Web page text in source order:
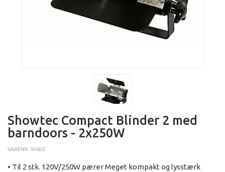
Showtec Compact Blinder 2 med
barndoors - 2x250W
VARENR: 30605
• Til 2 stk. 120V/250W pærer Meget kompakt og lysstærk